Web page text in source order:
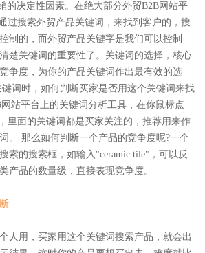
的决定性因素。在绝大部分外贸B2B网站平
过搜索外贸产品关键词，来找到客户的，搜
制的，而外贸产品关键字是我们可以控制
楚关键词的重要性了。关键词的选择，核心
争度，为你的产品关键词作出最有效的选
词时，如何判断买家是否用这个关键词来找
站平台上的关键词分析工具，在你鼠标点
里面的关键词都是买家关注的，推荐用来作
。 那么如何判断一个产品的竞争度呢?一个
索的搜索框，如输入"ceramic tile"，可以反
产品的数量级，直接表现竞争度。
人用，买家用这个关键词搜索产品，就会出